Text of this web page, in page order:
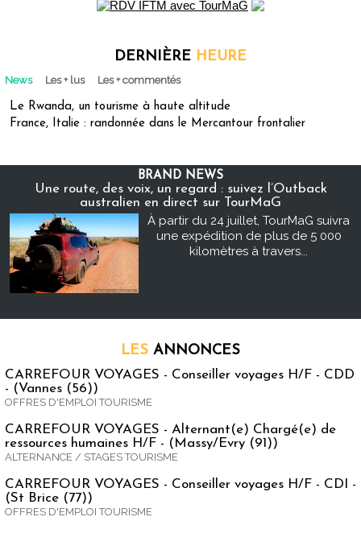
DERNIÈRE HEURE
News Les + lus Les + commentés
Le Rwanda, un tourisme à haute altitude
France, Italie : randonnée dans le Mercantour frontalier
BRAND NEWS
Une route, des voix, un regard : suivez l’Outback
australien en direct sur TourMaG
À partir du 24 juillet, TourMaG suivra
une expédition de plus de 5 000
kilomètres à travers...
LES ANNONCES
CARREFOUR VOYAGES - Conseiller voyages H/F - CDD
- (Vannes (56))
OFFRES D'EMPLOI TOURISME
CARREFOUR VOYAGES - Alternant(e) Chargé(e) de
ressources humaines H/F - (Massy/Evry (91))
ALTERNANCE / STAGES TOURISME
CARREFOUR VOYAGES - Conseiller voyages H/F - CDI -
(St Brice (77))
OFFRES D'EMPLOI TOURISME